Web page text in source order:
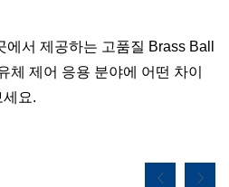
서 제공하는 고품질 Brass Ball
체 제어 응용 분야에 어떤 차이
요.